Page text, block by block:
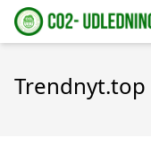
Trendnyt.top